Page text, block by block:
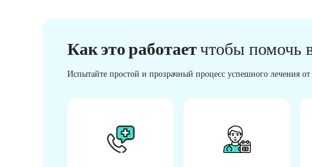
Как это работаетчтобы помочь
Испытайте простой и прозрачный процесс успешного лечения